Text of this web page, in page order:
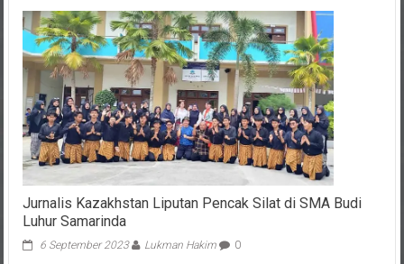
Jurnalis Kazakhstan Liputan Pencak Silat di SMA Budi
Luhur Samarinda
6 September 2023 Lukman Hakim 0